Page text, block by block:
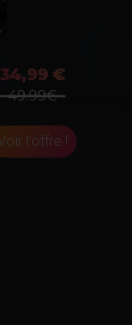
34,99 €
49.99€
l'offre !